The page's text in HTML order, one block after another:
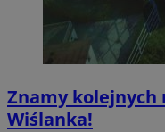
Znamy kolejnych
Wiślanka!